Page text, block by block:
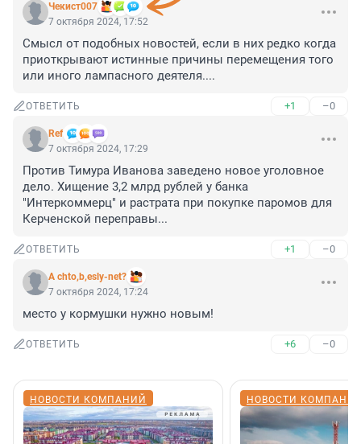
Чекист007
7 октября 2024, 17:52
Смысл от подобных новостей, если в них редко когда
приоткрывают истинные причины перемещения того
или иного лампасного деятеля....
ОТВЕТИТЬ +1 –0
Ref
7 октября 2024, 17:29
Против Тимура Иванова заведено новое уголовное
дело. Хищение 3,2 млрд рублей у банка
"Интеркоммерц" и растрата при покупке паромов для
Керченской переправы...
ОТВЕТИТЬ +1 –0
A chto,b,esly-net?
7 октября 2024, 17:24
место у кормушки нужно новым!
ОТВЕТИТЬ +6 –0
НОВОСТИ КОМПАНИЙ НОВОСТИ